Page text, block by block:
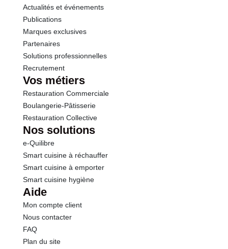
Sel
Actualités et événements
Publications
Marques exclusives
Partenaires
Solutions professionnelles
Recrutement
Vos métiers
Restauration Commerciale
Boulangerie-Pâtisserie
Restauration Collective
Nos solutions
e-Quilibre
Smart cuisine à réchauffer
Smart cuisine à emporter
Smart cuisine hygiène
Aide
Mon compte client
Nous contacter
FAQ
Plan du site